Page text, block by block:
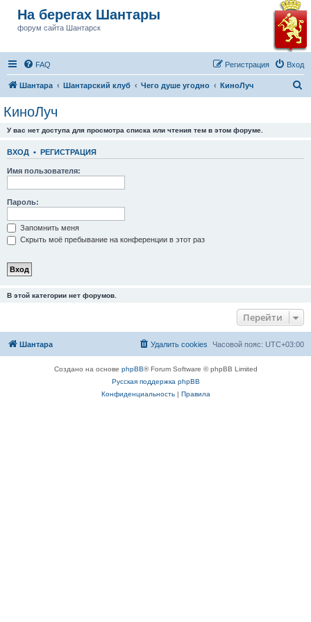
На берегах Шантары
форум сайта Шантарск
FAQ Вход
Регистрация
Шантара Шантарский клуб Чего душе угодно КиноЛуч
КиноЛуч
У вас нет доступа для просмотра списка или чтения тем в этом форуме.
ВХОД • РЕГИСТРАЦИЯ
Имя пользователя:
Пароль:
Запомнить меня
Скрыть моё пребывание на конференции в этот раз
В этой категории нет форумов.
Перейти
Шантара Часовой пояс: UTC+03:00
Удалить cookies
Создано на основе phpBB® Forum Software © phpBB Limited
Русская поддержка phpBB
Конфиденциальность| Правила